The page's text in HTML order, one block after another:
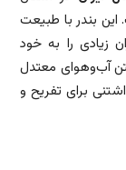
بندر با طبیعت
زیادی را به خود
آب‌وهوای معتدل
برای تفریح و